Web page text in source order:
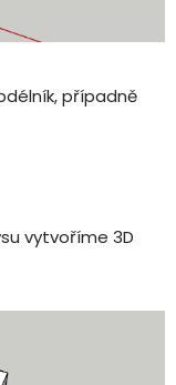
případně
vytvoříme 3D